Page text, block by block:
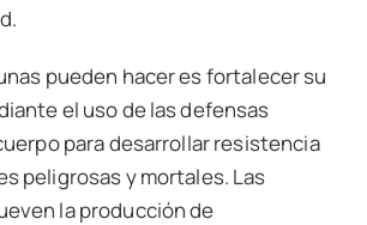
pueden hacer es fortalecer su
el uso de las defensas
para desarrollar resistencia
peligrosas y mortales. Las
la producción de